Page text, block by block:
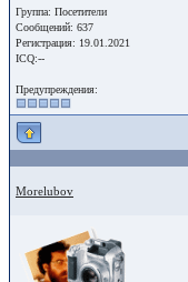
Группа: Посетители
Сообщений: 637
Регистрация: 19.01.2021
ICQ:--
Предупреждения:
Morelubov